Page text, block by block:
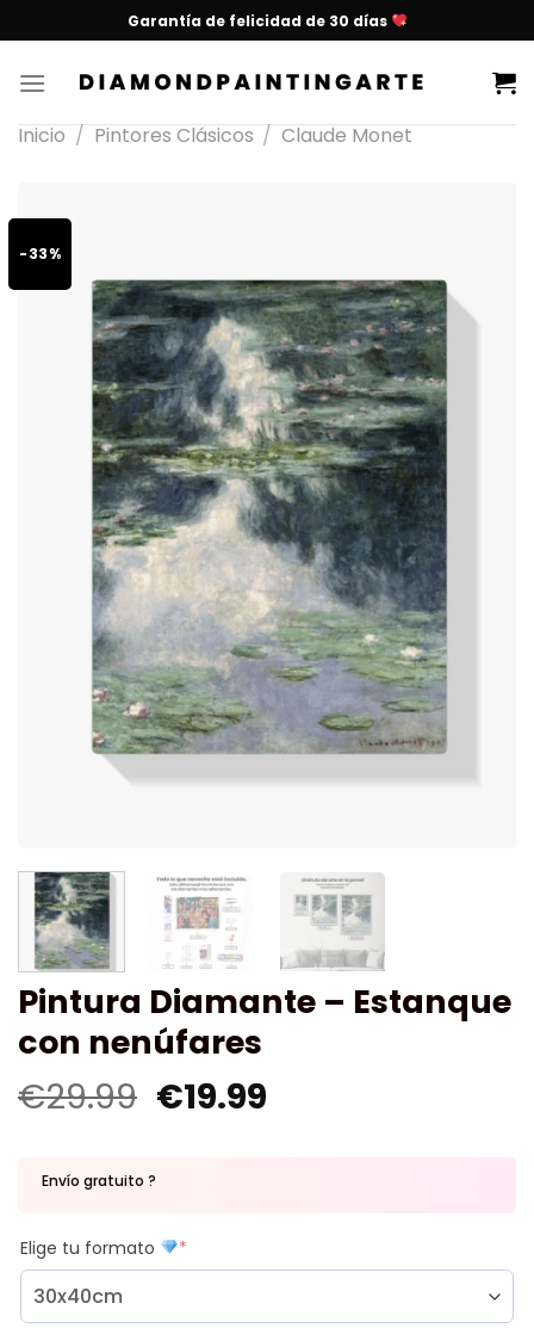
Garantía de felicidad de 30 días
Inicio / Pintores Clásicos / Claude Monet
-33%
Pintura Diamante – Estanque
con nenúfares
€29.99 €19.99
Envío gratuito ?
Elige tu formato *